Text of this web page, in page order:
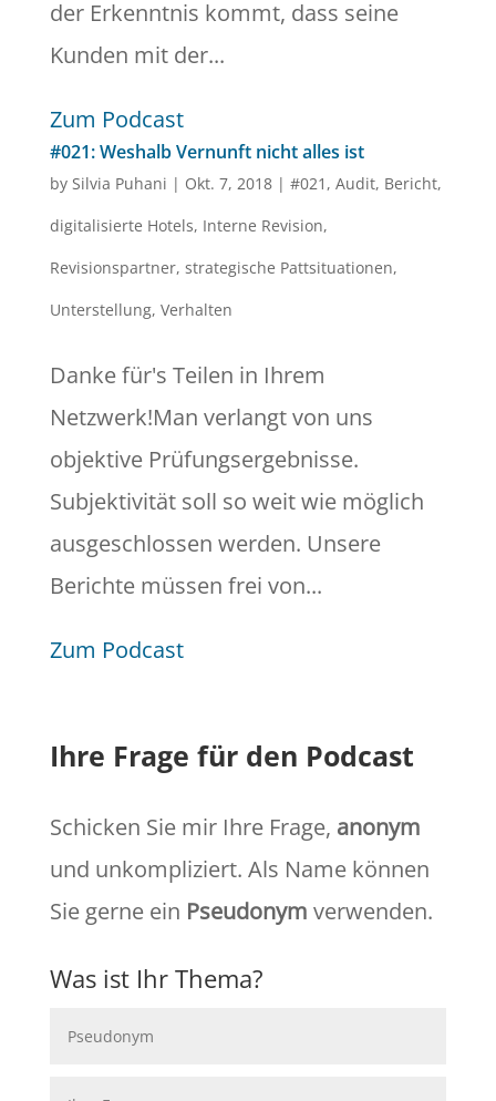
der Erkenntnis kommt, dass seine
Kunden mit der...
Zum Podcast
#021: Weshalb Vernunft nicht alles ist
by Silvia Puhani | Okt. 7, 2018| #021 , Audit, Bericht,
digitalisierte Hotels, Interne Revision,
Revisionspartner, strategische Pattsituationen,
Unterstellung, Verhalten
Danke für's Teilen in Ihrem
Netzwerk!Man verlangt von uns
objektive Prüfungsergebnisse.
Subjektivität soll so weit wie möglich
ausgeschlossen werden. Unsere
Berichte müssen frei von...
Zum Podcast
Ihre Frage für den Podcast
Schicken Sie mir Ihre Frage, anonym
und unkompliziert. Als Name können
Sie gerne ein Pseudonym verwenden.
Was ist Ihr Thema?